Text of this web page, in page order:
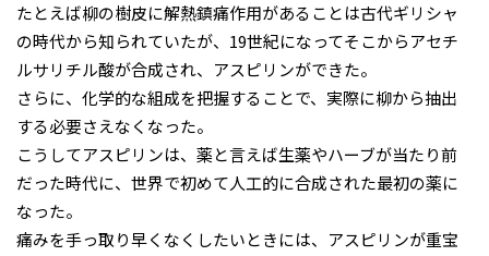
たとえば柳の樹皮に解熱鎮痛作用があることは古代ギリシャ
の時代から知られていたが、19世紀になってそこからアセチ
ルサリチル酸が合成され、アスピリンができた。
さらに、化学的な組成を把握することで、実際に柳から抽出
する必要さえなくなった。
こうしてアスピリンは、薬と言えば生薬やハーブが当たり前
だった時代に、世界で初めて人工的に合成された最初の薬に
なった。
痛みを手っ取り早くなくしたいときには、アスピリンが重宝